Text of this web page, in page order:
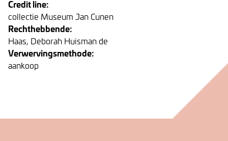
Credit line:
collectie Museum Jan Cunen
Rechthebbende:
Haas, Deborah Huisman de
Verwervingsmethode:
aankoop